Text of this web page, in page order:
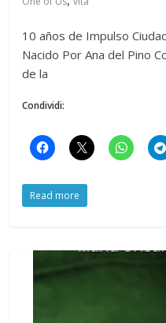
10 años de Impulso
Nacido Por Ana del Pino
de la
Condividi:
Read more